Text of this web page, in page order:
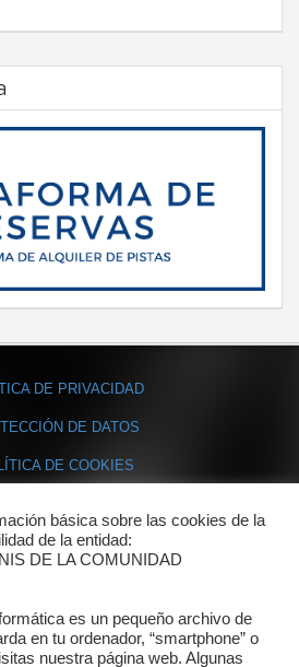
DE PRIVACIDAD
DE DATOS
DE COOKIES
Contacto
Dónde estamos
departamentos
Horario
básica sobre las cookies de la
de la entidad:
DE LA COMUNIDAD
es un pequeño archivo de
en tu ordenador, “smartphone” o
nuestra página web. Algunas